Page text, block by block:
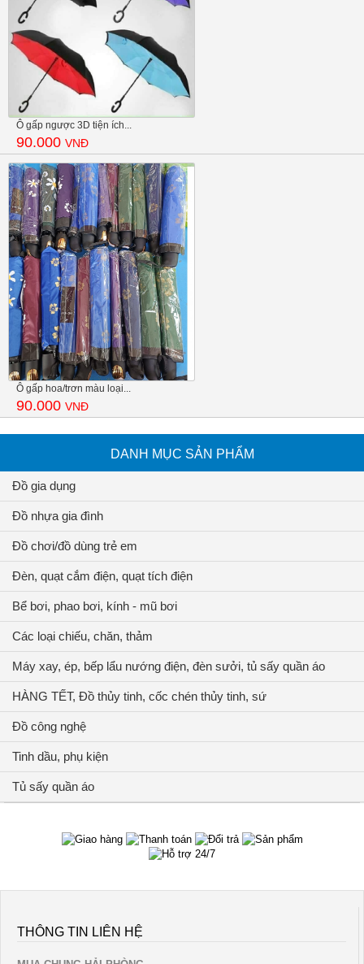
Ô gấp ngược 3D tiện ích...
90.000 VNĐ
Ô gấp hoa/trơn màu loại...
90.000 VNĐ
DANH MỤC SẢN PHẨM
Đồ gia dụng
Đồ nhựa gia đình
Đồ chơi/đồ dùng trẻ em
Đèn, quạt cắm điện, quạt tích điện
Bể bơi, phao bơi, kính - mũ bơi
Các loại chiếu, chăn, thảm
Máy xay, ép, bếp lẩu nướng điện, đèn sưởi, tủ sấy quần áo
HÀNG TẾT, Đồ thủy tinh, cốc chén thủy tinh, sứ
Đồ công nghệ
Tinh dầu, phụ kiện
Tủ sấy quần áo
THÔNG TIN LIÊN HỆ